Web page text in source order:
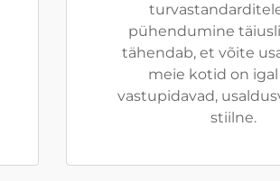
pühendumine
tähendab, et võite
meie kotid on
vastupidavad,
stiilne.